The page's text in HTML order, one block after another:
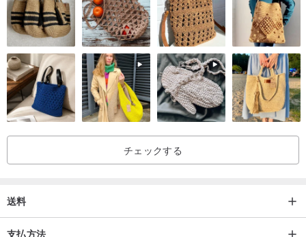
チェックする
送料
支払方法